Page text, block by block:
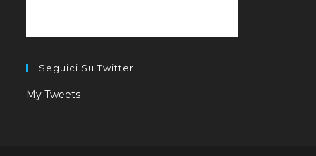
Seguici Su Twitter
My Tweets